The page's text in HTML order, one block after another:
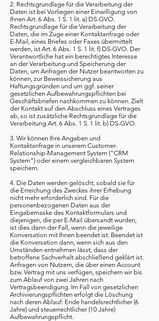
2. Rechtsgrundlage für die Verarbeitung der
Daten ist bei Vorliegen einer Einwilligung von
Ihnen Art. 6 Abs. 1 S. 1 lit. a) DS-GVO.
Rechtsgrundlage für die Verarbeitung der
Daten, die im Zuge einer Kontaktanfrage oder
E-Mail, eines Briefes oder Faxes übermittelt
werden, ist Art. 6 Abs. 1 S. 1 lit. f) DS-GVO. Der
Verantwortliche hat ein berechtigtes Interesse
an der Verarbeitung und Speicherung der
Daten, um Anfragen der Nutzer beantworten zu
können, zur Beweissicherung aus
Haftungsgründen und um ggf. seiner
gesetzlichen Aufbewahrungspflichten bei
Geschäftsbriefen nachkommen zu können. Zielt
der Kontakt auf den Abschluss eines Vertrages
ab, so ist zusätzliche Rechtsgrundlage für die
Verarbeitung Art. 6 Abs. 1 S. 1 lit. b) DS-GVO.
3. Wir können Ihre Angaben und
Kontaktanfrage in unserem Customer-
Relationship-Management System ("CRM
System") oder einem vergleichbaren System
speichern.
4. Die Daten werden gelöscht, sobald sie für
die Erreichung des Zweckes ihrer Erhebung
nicht mehr erforderlich sind. Für die
personenbezogenen Daten aus der
Eingabemaske des Kontaktformulars und
diejenigen, die per E-Mail übersandt wurden,
ist dies dann der Fall, wenn die jeweilige
Konversation mit Ihnen beendet ist. Beendet ist
die Konversation dann, wenn sich aus den
Umständen entnehmen lässt, dass der
betroffene Sachverhalt abschließend geklärt ist.
Anfragen von Nutzern, die über einen Account
bzw. Vertrag mit uns verfügen, speichern wir bis
zum Ablauf von zwei Jahren nach
Vertragsbeendigung. Im Fall von gesetzlichen
Archivierungspflichten erfolgt die Löschung
nach deren Ablauf: Ende handelsrechtlicher (6
Jahre) und steuerrechtlicher (10 Jahre)
Aufbewahrungspflicht.